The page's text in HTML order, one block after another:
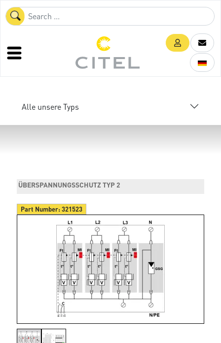
Alle unsere Typs
ÜBERSPANNUNGSSCHUTZ TYP 2
Part Number:321523